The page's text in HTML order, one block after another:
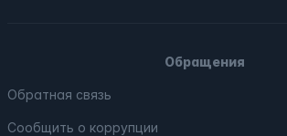
Обращения
Обратная связь
Сообщить о коррупции